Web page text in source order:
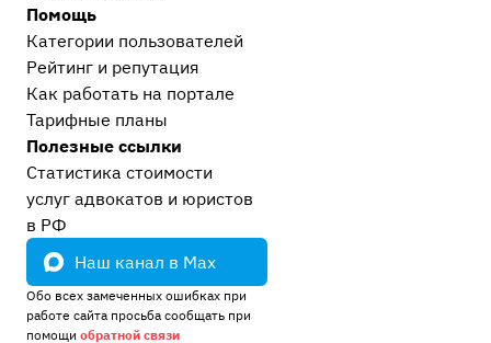
Помощь
Категории пользователей
Рейтинг и репутация
Как работать на портале
Тарифные планы
Полезные ссылки
Статистика стоимости
услуг адвокатов и юристов
в РФ
Наш канал в Max
Обо всех замеченных ошибках при
работе сайта просьба сообщать при
помощи обратной связи